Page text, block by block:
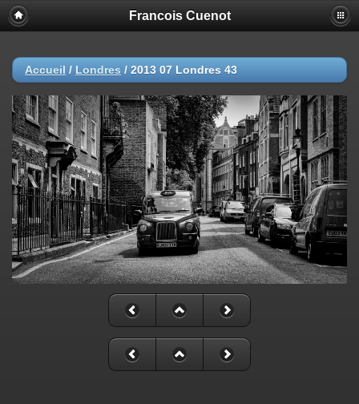
Francois Cuenot
Accueil / Londres / 2013 07 Londres 43